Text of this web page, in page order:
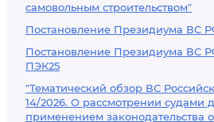
самовольным строительством"
Постановление Президиума ВС
Постановление Президиума ВС
ПЭК25
"Тематический обзор ВС
14/2026. О рассмотрении судами
применением законодательства